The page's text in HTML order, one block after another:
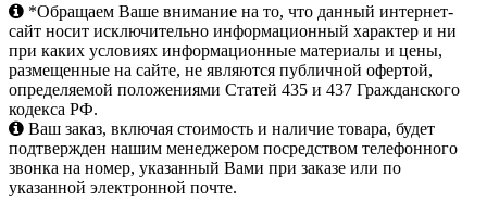
*Обращаем Ваше внимание на то, что данный интернет-
сайт носит исключительно информационный характер и ни
при каких условиях информационные материалы и цены,
размещенные на сайте, не являются публичной офертой,
определяемой положениями Статей 435 и 437 Гражданского
кодекса РФ.
Ваш заказ, включая стоимость и наличие товара, будет
подтвержден нашим менеджером посредством телефонного
звонка на номер, указанный Вами при заказе или по
указанной электронной почте.